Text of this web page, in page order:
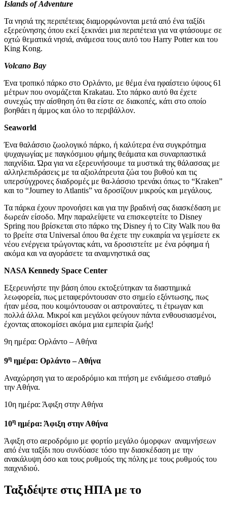
Islands of Adventure
Τα νησιά της περιπέτειας διαμορφώνονται μετά από ένα ταξίδι
εξερεύνησης όπου εκεί ξεκινάει μια περιπέτεια για να φτάσουμε σε
οχτώ θεματικά νησιά, ανάμεσα τους αυτό του Harry Potter και του
King Kong.
Volcano Bay
Ένα τροπικό πάρκο στο Ορλάντο, με θέμα ένα ηφαίστειο ύψους 61
μέτρων που ονομάζεται Krakatau. Στο πάρκο αυτό θα έχετε
συνεχώς την αίσθηση ότι θα είστε σε διακοπές, κάτι στο οποίο
βοηθάει η άμμος και όλο το περιβάλλον.
Seaworld
Ένα θαλάσσιο ζωολογικό πάρκο, ή καλύτερα ένα συγκρότημα
ψυχαγωγίας με παγκόσμιου φήμης θεάματα και συναρπαστικά
παιχνίδια. Ώρα για να εξερευνήσουμε τα μυστικά της θάλασσας με
αλληλεπιδράσεις με τα αξιολάτρευτα ζώα του βυθού και τις
υπερσύγχρονες διαδρομές με θα-λάσσιο τρενάκι όπως το “Kraken”
και το “Journey to Atlantis” να δροσίζουν μικρούς και μεγάλους.
Τα πάρκα έχουν προνοήσει και για την βραδινή σας διασκέδαση με
δωρεάν είσοδο. Μην παραλείψετε να επισκεφτείτε το Disney
Spring που βρίσκεται στο πάρκο της Disney ή το City Walk που θα
το βρείτε στα Universal όπου θα έχετε την ευκαιρία να γεμίσετε εκ
νέου ενέργεια τρώγοντας κάτι, να δροσιστείτε με ένα ρόφημα ή
ακόμα και να αγοράσετε τα αναμνηστικά σας
NASA Kennedy Space Center
Εξερευνήστε την βάση όπου εκτοξεύτηκαν τα διαστημικά
λεωφορεία, πως μεταφερόντουσαν στο σημείο εξόντωσης, πως
ήταν μέσα, που κοιμόντουσαν οι αστροναύτες, τι έτρωγαν και
πολλά άλλα. Μικροί και μεγάλοι φεύγουν πάντα ενθουσιασμένοι,
έχοντας αποκομίσει ακόμα μια εμπειρία ζωής!
9η ημέρα: Ορλάντο – Αθήνα
9η ημέρα: Ορλάντο – Αθήνα
Αναχώρηση για το αεροδρόμιο και πτήση με ενδιάμεσο σταθμό
την Αθήνα.
10η ημέρα: Άφιξη στην Αθήνα
10η ημέρα: Άφιξη στην Αθήνα
Άφιξη στο αεροδρόμιο με φορτίο μεγάλο όμορφων αναμνήσεων
από ένα ταξίδι που συνδύασε τόσο την διασκέδαση με την
ανακάλυψη όσο και τους ρυθμούς της πόλης με τους ρυθμούς του
παιχνιδιού.
Ταξιδέψτε στις ΗΠΑ με το